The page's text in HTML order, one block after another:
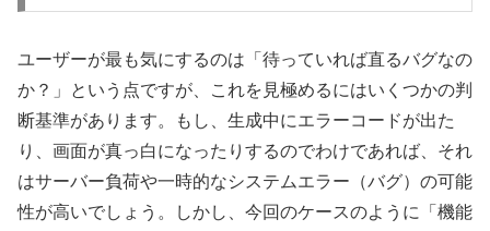
ユーザーが最も気にするのは「待っていれば直るバグなの
か？」という点ですが、これを見極めるにはいくつかの判
断基準があります。もし、生成中にエラーコードが出た
り、画面が真っ白になったりするのでわけであれば、それ
はサーバー負荷や一時的なシステムエラー（バグ）の可能
性が高いでしょう。しかし、今回のケースのように「機能